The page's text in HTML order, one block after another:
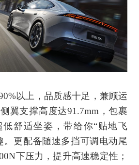
以上，品质感十足，兼顾运
翼支撑高度达91.7mm，包裹
低舒适坐姿，带给你“贴地飞
。更配备随速多挡可调电动尾
下压力，提升高速稳定性；